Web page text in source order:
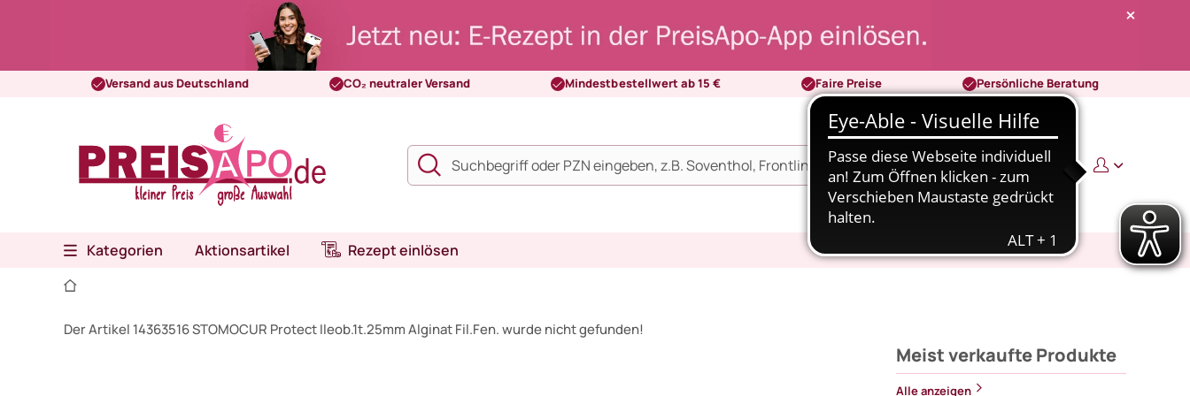
Versand aus Deutschland CO₂ neutraler Versand Mindestbestellwert ab 15 € Faire Preise Persönliche Beratung
0 0,00 €
Kategorien Aktionsartikel Rezept einlösen
Der Artikel 14363516 STOMOCUR Protect Ileob.1t.25mm Alginat Fil.Fen. wurde nicht gefunden!
Meist verkaufte Produkte
Alle anzeigen